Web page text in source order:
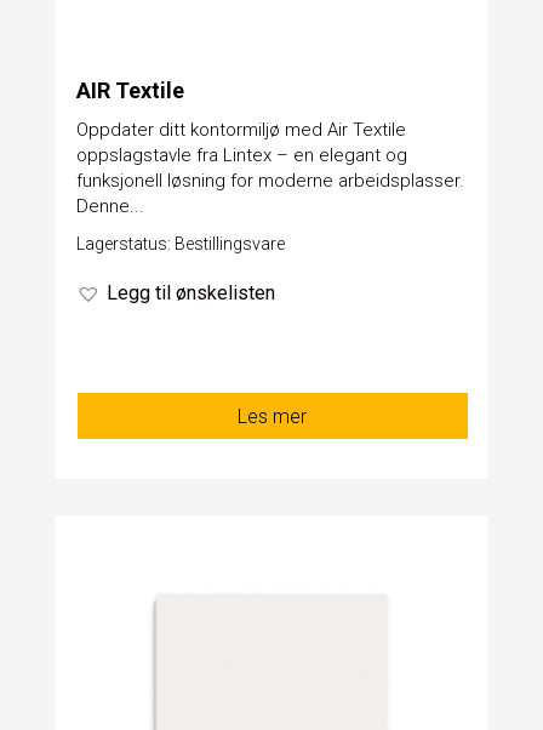
AIR Textile
​Oppdater ditt kontormiljø med Air Textile
oppslagstavle fra Lintex – en elegant og
funksjonell løsning for moderne arbeidsplasser.
Denne...
Lagerstatus: Bestillingsvare
Legg til ønskelisten
Les mer